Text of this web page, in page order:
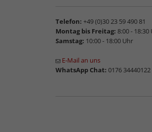
Telefon: +49 (0)30 23 59 490 81
Montag bis Freitag: 8:00 - 18:30
Samstag: 10:00 - 18:00 Uhr
E-Mail an uns
WhatsApp Chat: 0176 34440122